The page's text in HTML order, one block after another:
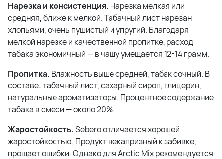
Нарезка и консистенция. Нарезка мелкая или
средняя, ближе к мелкой. Табачный лист нарезан
хлопьями, очень пушистый и упругий. Благодаря
мелкой нарезке и качественной пропитке, расход
табака экономичный — в чашу умещается 12-14 грамм.
Пропитка. Влажность выше средней, табак сочный. В
составе: табачный лист, сахарный сироп, глицерин,
натуральные ароматизаторы. Процентное содержание
табака в смеси — около 20%.
Жаростойкость.Sebero отличается хорошей
жаростойкостью. Продукт некапризный к забивке,
прощает ошибки. Однако для Arctic Mix рекомендуется